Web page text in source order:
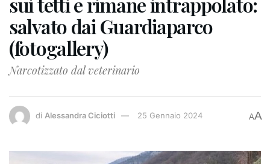
salvato dai Guardiaparco
(fotogallery)
Narcotizzato dal veterinario
di Alessandra Ciciotti 25 Gennaio 2024 AA